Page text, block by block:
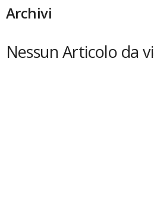
t
Archivi
Nessun Articolo da